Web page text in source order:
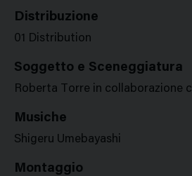
Distribuzione
01 Distribution
Soggetto e Sceneggiatura
Roberta Torre in collaborazione
Musiche
Shigeru Umebayashi
Montaggio